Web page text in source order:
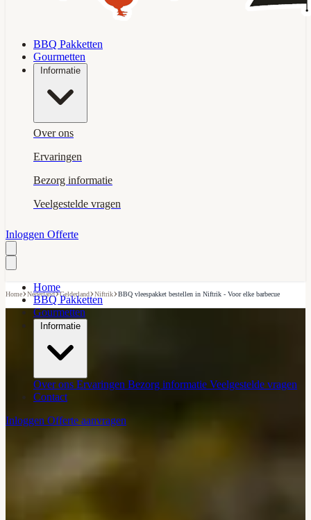
BBQ Pakketten
Gourmetten
Informatie
Over ons
Ervaringen
Bezorg informatie
Veelgestelde vragen
Inloggen Offerte
Home
BBQ Pakketten
Gourmetten
Informatie
Over ons Ervaringen Bezorg informatie Veelgestelde vragen
Contact
Inloggen Offerte aanvragen
Home›Nederland›Gelderland›Niftrik›BBQ vleespakket bestellen in Niftrik - Voor elke barbecue